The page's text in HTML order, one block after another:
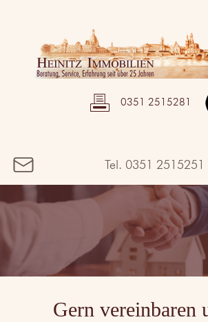
0351 2515281
Tel. 0351 2515251
Gern vereinbaren